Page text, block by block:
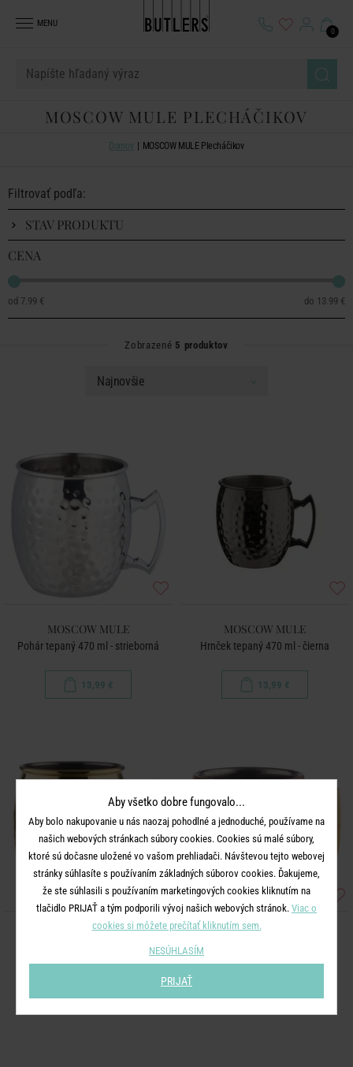
MENU
0
MOSCOW MULE PLECHÁČIKOV
Domov MOSCOW MULE Plecháčikov
Filtrovať podľa:
STAV PRODUKTU
CENA
7.99 € 13.99 €
Zobrazené 5 produktov
MOSCOW MULE
Pohár tepaný 470 ml - strieborná
13,99 €
MOSCOW MULE
Hrnček tepaný 470 ml - čierna
13,99 €
MOSCOW MULE
Hrnček tepaný 470 ml - zlatá
MOSCOW MULE
Aby všetko dobre fungovalo...
Aby bolo nakupovanie u nás naozaj pohodlné a jednoduché, používame na
našich webových stránkach súbory cookies. Cookies sú malé súbory,
ktoré sú dočasne uložené vo vašom prehliadači. Návštevou tejto webovej
stránky súhlasíte s používaním základných súborov cookies. Ďakujeme,
že ste súhlasili s používaním marketingových cookies kliknutím na
tlačidlo PRIJAŤ a tým podporili vývoj našich webových stránok. Viac o
cookies si môžete prečítať kliknutím sem.
NESÚHLASÍM
PRIJAŤ